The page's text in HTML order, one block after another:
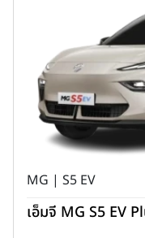
รุ่นขับเคลื่อน 4 ล้อ 4WD
อัตราเร่ง 0-100 กม./ชม.
424 กม. และรุ่นท็อป
Ternary Lithium ระยะท
ขับเคลื่อน 4 ล้อ ต่างเคลม
MG | S5 EV
เอ็มจี MG S5 EV